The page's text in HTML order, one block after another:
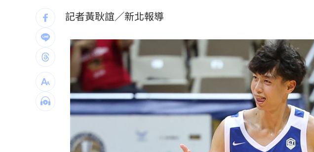
老翁「拐杖」殘殺85歲妻 行兇原因惹鼻酸
富邦人壽攜悍將 升級新莊球場無障礙設施 20:40
獨／曾被笑阿醜 她兼父職做2工養大女兒 20:40
百億千金爆婚變 富少尪遭目擊當街吻小三 20:37
幫忙照顧好銀髮族錢包！台新「3大」防線 20:35
獨／訂日本餐廳爽約 他遭簡訊討一萬日幣 20:33
記者黃耿誼／新北報導